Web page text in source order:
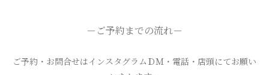
－ご予約までの流れ－
ご予約・お問合せはインスタグラムＤＭ・電話・店頭にてお願い